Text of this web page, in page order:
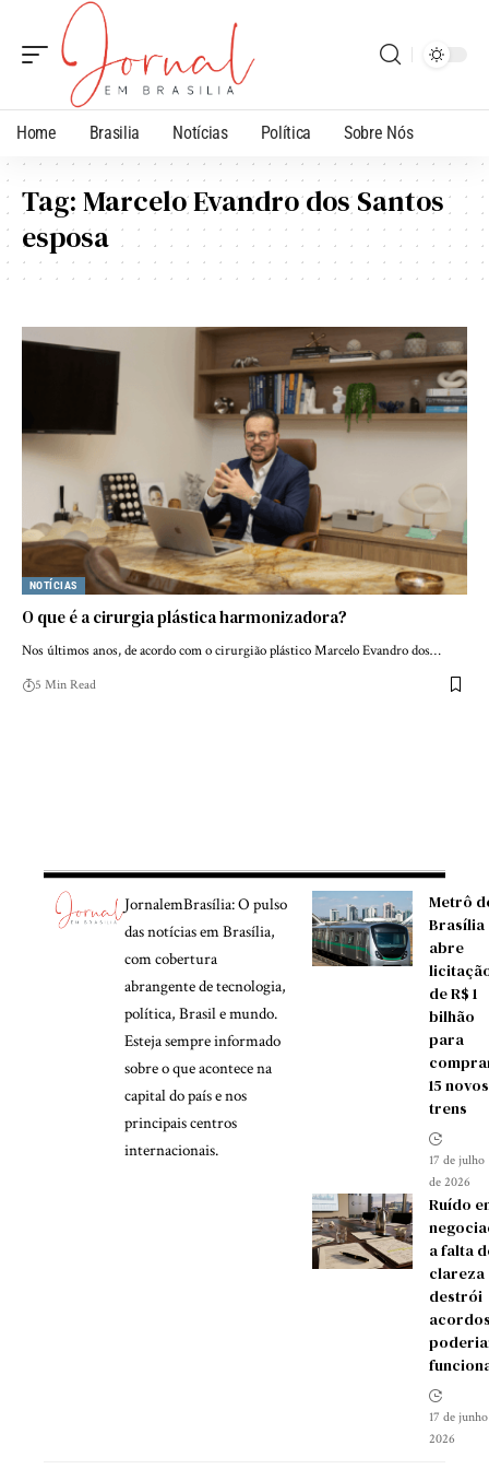
Home Brasilia Notícias Política Sobre Nós
Tag:Marcelo Evandro dos Santos
esposa
NOTÍCIAS
O que é a cirurgia plástica harmonizadora?
Nos últimos anos, de acordo com o cirurgião plástico Marcelo Evandro dos…
5 Min Read
JornalemBrasília: O pulso
das notícias em Brasília,
com cobertura
abrangente de tecnologia,
política, Brasil e mundo.
Esteja sempre informado
sobre o que acontece na
capital do país e nos
principais centros
internacionais.
Metrô
Brasília
abre
de R$ 1
bilhão
para
15 novos
trens
17 de julho
de 2026
Ruído
a falta
clareza
destrói
17 de
2026